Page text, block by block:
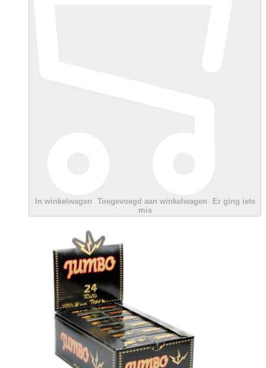
In winkelwagen Toegevoegd aan winkelwagen
Er ging iets
mis